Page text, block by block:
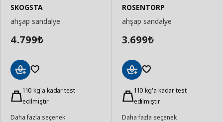
SKOGSTA
ahşap sandalye
4.799₺
Ekle 110 kg'a kadar test
edilmiştir
Daha fazla seçenek
ROSENTORP
ahşap sandalye
3.699₺
Ekle 110 kg'a kadar test
edilmiştir
Daha fazla seçenek